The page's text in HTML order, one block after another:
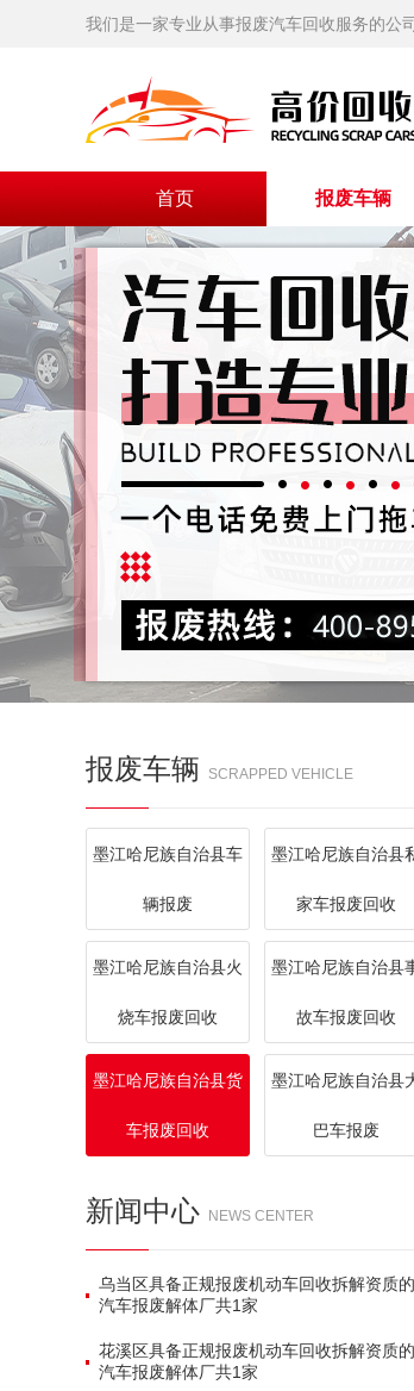
我们是一家专业从事报废汽车回收服务的公
首页 报废车辆
报废车辆 SCRAPPED VEHICLE
墨江哈尼族自治县车
辆报废
墨江哈尼族自治县
家车报废回收
墨江哈尼族自治县火
烧车报废回收
墨江哈尼族自治县
故车报废回收
墨江哈尼族自治县货
车报废回收
墨江哈尼族自治县
巴车报废
新闻中心 NEWS CENTER
乌当区具备正规报废机动车回收拆解资质的
汽车报废解体厂共‌1家‌
花溪区具备正规报废机动车回收拆解资质的
汽车报废解体厂共‌1家‌